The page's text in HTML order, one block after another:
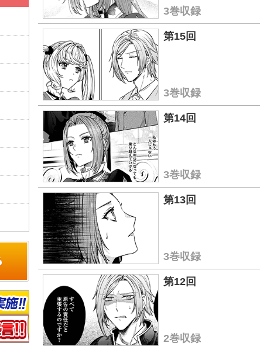
3巻収録
第15回
3巻収録
第14回
3巻収録
第13回
3巻収録
第12回
2巻収録